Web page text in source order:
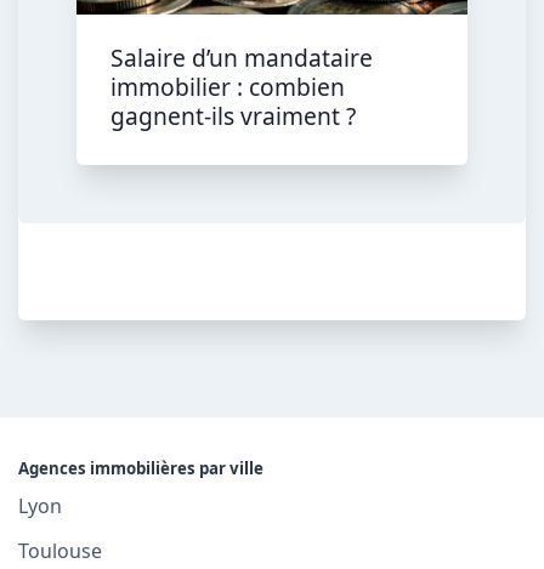
Salaire d’un mandataire
immobilier : combien
gagnent-ils vraiment ?
Agences immobilières par ville
Lyon
Toulouse